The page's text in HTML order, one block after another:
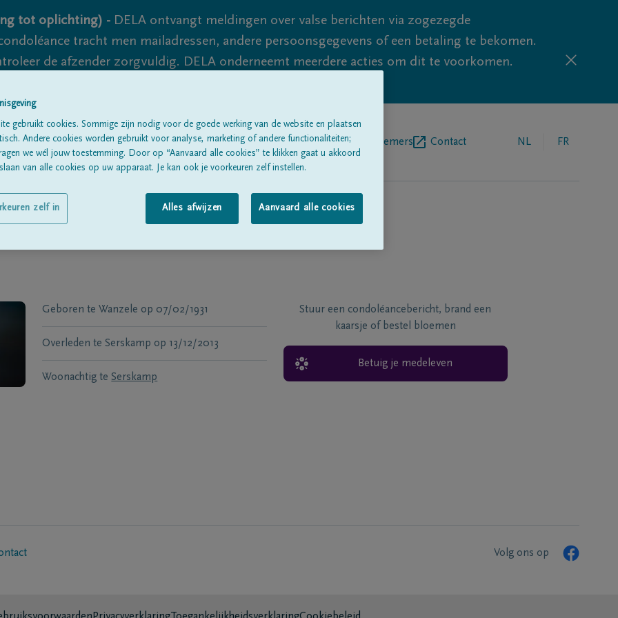
tot oplichting) - DELA ontvangt meldingen over valse berichten via zogezegde
tracht men mailadressen, andere persoonsgegevens of een betaling te bekomen.
de afzender zorgvuldig. DELA onderneemt meerdere acties om dit te voorkomen.
volledig uit te sluiten, dus blijf waakzaam.
Alle rouwberichten Over onsBegrafenisondernemers Contact NL FR
Geboren te Wanzele op 07/02/1931
Overleden te Serskamp op 13/12/2013
Woonachtig te Serskamp
Stuur een condoléancebericht, brand een
kaarsje of bestel bloemen
Betuig je medeleven
Volg ons op
gebruikt cookies. Sommige zijn nodig voor de goede werking van de website en plaatsen
Andere cookies worden gebruikt voor analyse, marketing of andere functionaliteiten;
we wél jouw toestemming. Door op “Aanvaard alle cookies” te klikken gaat u akkoord
van alle cookies op uw apparaat. Je kan ook je voorkeuren zelf instellen.
Alles afwijzen Aanvaard alle cookies
zelf in